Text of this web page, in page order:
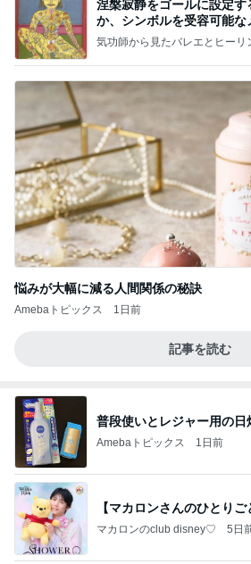
涅槃寂静をゴールに設定
か、シンボルを受容可能
ことが
気功師から見たバレエとヒーリ
悩みが大幅に減る人間関係の秘訣
Amebaトピックス 1日前
記事を読む
普段使いとレジャー用の日
Amebaトピックス 1日前
【マカロンさんのひとりご
マカロンのclub disney♡ 5日